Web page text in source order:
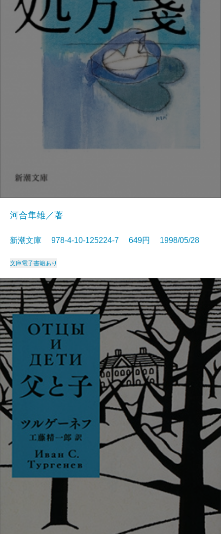
河合隼雄／著
新潮文庫 978-4-10-125224-7 649円 1998/05/28
文庫電子書籍あり